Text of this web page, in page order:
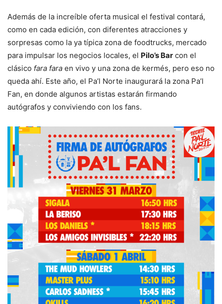
Además de la increíble oferta musical el festival contará,
como en cada edición, con diferentes atracciones y
sorpresas como la ya típica zona de foodtrucks, mercado
para impulsar los negocios locales, el Pilo’s Bar con el
clásico fara fara en vivo y una zona de kermés, pero eso no
queda ahí. Este año, el Pa’l Norte inaugurará la zona Pa’l
Fan, en donde algunos artistas estarán firmando
autógrafos y conviviendo con los fans.